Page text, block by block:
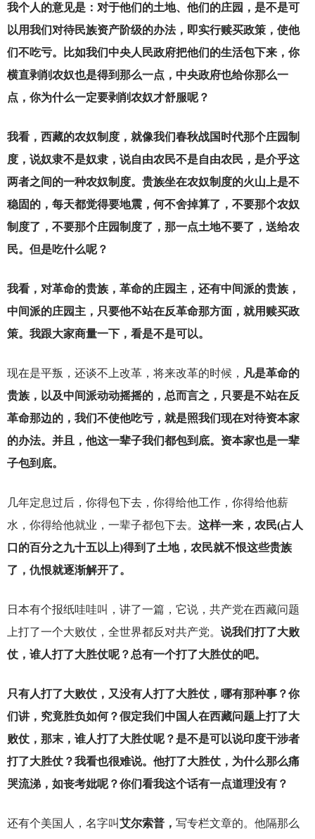
我个人的意见是：对于他们的土地、他们的庄园，是不是可
以用我们对待民族资产阶级的办法，即实行赎买政策，使他
们不吃亏。比如我们中央人民政府把他们的生活包下来，你
横直剥削农奴也是得到那么一点，中央政府也给你那么一
点，你为什么一定要剥削农奴才舒服呢？
我看，西藏的农奴制度，就像我们春秋战国时代那个庄园制
度，说奴隶不是奴隶，说自由农民不是自由农民，是介乎这
两者之间的一种农奴制度。贵族坐在农奴制度的火山上是不
稳固的，每天都觉得要地震，何不舍掉算了，不要那个农奴
制度了，不要那个庄园制度了，那一点土地不要了，送给农
民。但是吃什么呢？
我看，对革命的贵族，革命的庄园主，还有中间派的贵族，
中间派的庄园主，只要他不站在反革命那方面，就用赎买政
策。我跟大家商量一下，看是不是可以。
现在是平叛，还谈不上改革，将来改革的时候， 凡是革命的
贵族，以及中间派动动摇摇的，总而言之，只要是不站在反
革命那边的，我们不使他吃亏，就是照我们现在对待资本家
的办法。并且，他这一辈子我们都包到底。资本家也是一辈
子包到底。
几年定息过后，你得包下去，你得给他工作，你得给他薪
水，你得给他就业，一辈子都包下去。 这样一来，农民(占人
口的百分之九十五以上)得到了土地，农民就不恨这些贵族
了，仇恨就逐渐解开了。
日本有个报纸哇哇叫，讲了一篇，它说，共产党在西藏问题
上打了一个大败仗，全世界都反对共产党。 说我们打了大败
仗，谁人打了大胜仗呢？总有一个打了大胜仗的吧。
只有人打了大败仗，又没有人打了大胜仗，哪有那种事？你
们讲，究竟胜负如何？假定我们中国人在西藏问题上打了大
败仗，那末，谁人打了大胜仗呢？是不是可以说印度干涉者
打了大胜仗？我看也很难说。他打了大胜仗，为什么那么痛
哭流涕，如丧考妣呢？你们看我这个话有一点道理没有？
还有个美国人，名字叫艾尔索普， 写专栏文章的。他隔那么